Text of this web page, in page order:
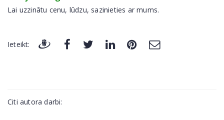
Lai uzzinātu cenu, lūdzu, sazinieties ar mums.
Ieteikt:
Citi autora darbi: